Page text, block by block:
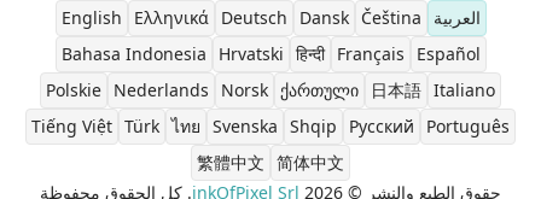
العربية
Čeština
Dansk
Deutsch
Ελληνικά
English
Español
Français
हिन्दी
Hrvatski
Bahasa Indonesia
Italiano
日本語
ქართული
Norsk
Nederlands
Polskie
Português
Pусский
Shqip
Svenska
ไทย
Türk
Tiếng Việt
简体中文
繁體中文
حقوق الطبع والنشر © 2026
inkOfPixel Srl. كل الحقوق محفوظة